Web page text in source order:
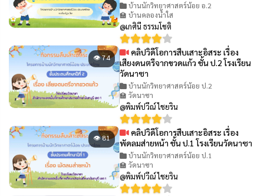
บ้านนักวิทยาศาสตร์น้อย อ.2
🏫 บ้านคลองน้ำใส
@เกศินี ธรรมโชติ
👁 74
คลิปวิดีโอการสืบเสาะอิสระ เรื่อง
เสียงดนตรีจากขวดแก้ว ชั้น ป.2 โรงเรียน
วัดนาซา
บ้านนักวิทยาศาสตร์น้อย ป.2
🏫 วัดนาซา
@พิมพ์ปวีณ์ ไชยริน
👁 81
คลิปวิดีโอการสืบเสาะอิสระ เรื่อง
พัดลมส่ายหน้า ชั้น ป.1 โรงเรียนวัดนาซา
บ้านนักวิทยาศาสตร์น้อย ป.1
🏫 วัดนาซา
@พิมพ์ปวีณ์ ไชยริน